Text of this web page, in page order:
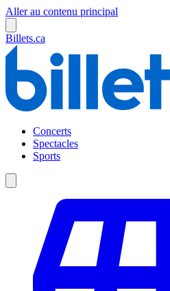
Aller au contenu principal
Billets.ca
Concerts
Spectacles
Sports